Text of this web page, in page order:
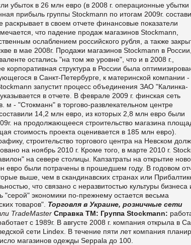
убыток в 26 млн евро (в 2008 г. операционные убытки
прибыль группы Stockmann по итогам 2009г.
в своем отчете финансовые показатели
что падение продаж магазинов Stockmann,
ослаблением российского рубля, а также
в мае 2008г. Продажи магазинов Stockmann в России,
остались "на том же уровне", что и в 2008 г.,
структура в России была
в Санкт-Петербурге, к материнской компании
запустит процесс объединения ЗАО "Калинка-
в отчете. В феврале 2009 г. финская сеть
- "Стокманн" в торгово-развлекательном центре
14,2 млн евро, из которых 2,8 млн евро были
на продолжающееся строительство магазина
стоимость проекта оценивается в 185 млн евро).
строительство торгового центра на Невском
на ноябрь 2010 г. Кроме того, в марте 2010 г.
на севере столицы. Капзатраты на открытие
евро были потрачены в прошедшем году. В годовом
выше, чем в скандинавских странах или
что связано с неразвитостью культуры бизнеса
экономики по-прежнему остается весьма
товаров". Торговля в Украине, розничные сети
TradeMaster Справка ТМ: Группа Stockmann:
с 1989г. В августе 2008 г. компания открыла в
сети Lindex. В течение пяти лет компания
магазинов одежды Seppala до 100.